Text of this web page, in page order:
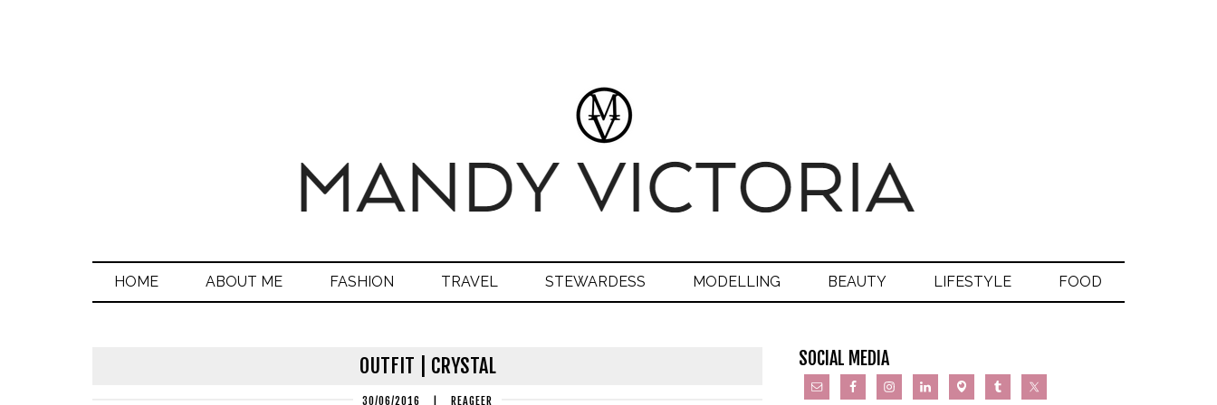
HOME ABOUT ME FASHION TRAVEL STEWARDESS MODELLING BEAUTY LIFESTYLE FOOD
OUTFIT | CRYSTAL
30/06/2016 REAGEER
SOCIAL MEDIA